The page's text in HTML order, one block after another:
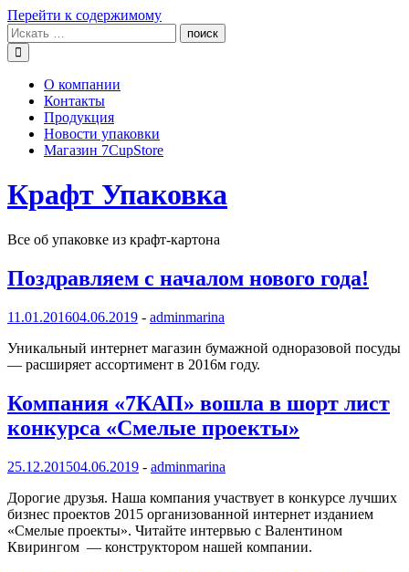
Перейти к содержимому
О компании
Контакты
Продукция
Новости упаковки
Магазин 7CupStore
Крафт Упаковка
Все об упаковке из крафт-картона
Поздравляем с началом нового года!
11.01.201604.06.2019 - adminmarina
Уникальный интернет магазин бумажной одноразовой посуды
— расширяет ассортимент в 2016м году.
Компания «7КАП» вошла в шорт лист
конкурса «Смелые проекты»
25.12.201504.06.2019 - adminmarina
Дорогие друзья. Наша компания участвует в конкурсе лучших
бизнес проектов 2015 организованной интернет изданием
«Смелые проекты». Читайте интервью с Валентином
Квирингом — конструктором нашей компании.